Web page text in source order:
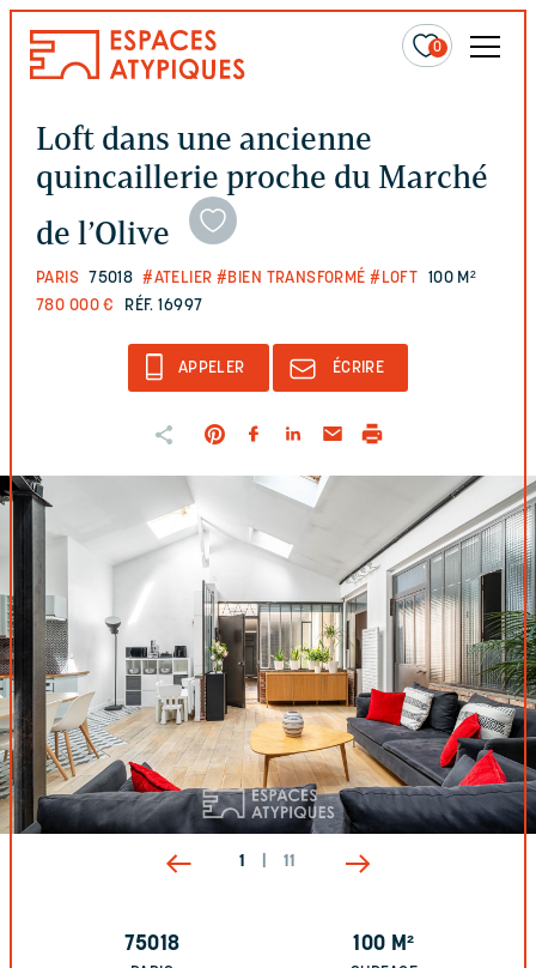
0
Loft dans une ancienne
quincaillerie proche du Marché
de l’Olive
PARIS 75018 #ATELIER #BIEN TRANSFORMÉ #LOFT 100 M²
780 000 €
RÉF. 16997
APPELER ÉCRIRE
1 11
75018 100 M²